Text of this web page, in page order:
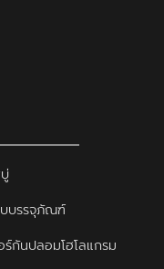
บรรจุภัณฑ์
ร์กันปลอมโฮโลแกรม